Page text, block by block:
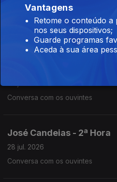
José Candeias - 2ª Hora
29 jul. 2026
Conversa com os ouvintes
Conversa com os ouvintes
José Candeias - 2ª Hora
28 jul. 2026
Conversa com os ouvintes
Vantagens
Retome o conteúdo
nos seus dispositivos;
Guarde programas
Aceda à sua área